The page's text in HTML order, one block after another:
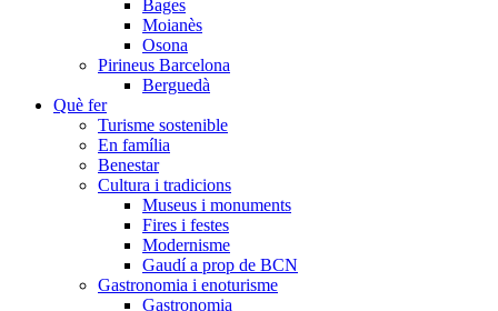
Bages
Moianès
Osona
Pirineus Barcelona
Berguedà
Què fer
Turisme sostenible
En família
Benestar
Cultura i tradicions
Museus i monuments
Fires i festes
Modernisme
Gaudí a prop de BCN
Gastronomia i enoturisme
Gastronomia